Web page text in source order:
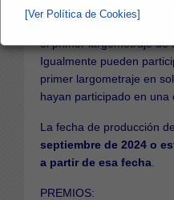
[Ver Política de Cookies]
constituyan el primer
trabajo en documental,
el primer largometraje de
Igualmente pueden
primer largometraje en
hayan participado en una
La fecha de producción
septiembre de 2024 o
a partir de esa fecha
PREMIOS: